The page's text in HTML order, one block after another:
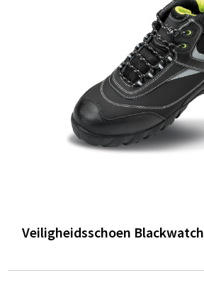
Veiligheidsschoen Blackwatch